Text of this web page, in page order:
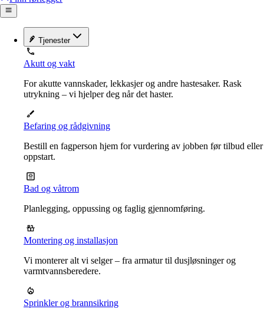
Tjenester
Akutt og vakt
For akutte vannskader, lekkasjer og andre hastesaker. Rask
utrykning – vi hjelper deg når det haster.
Befaring og rådgivning
Bestill en fagperson hjem for vurdering av jobben før tilbud eller
oppstart.
Bad og våtrom
Planlegging, oppussing og faglig gjennomføring.
Montering og installasjon
Vi monterer alt vi selger – fra armatur til dusjløsninger og
varmtvannsberedere.
Sprinkler og brannsikring